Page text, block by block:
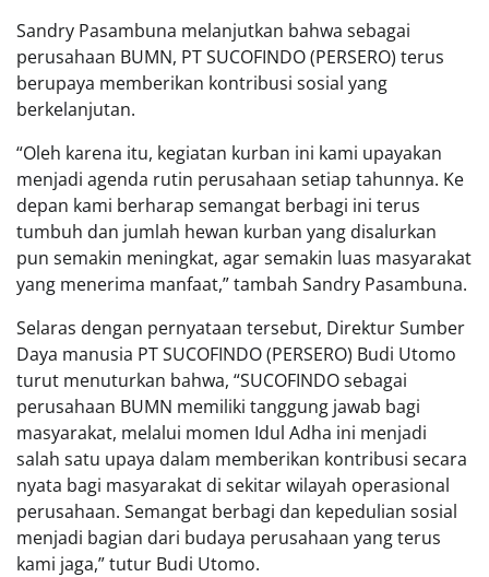
Sandry Pasambuna melanjutkan bahwa sebagai
perusahaan BUMN, PT SUCOFINDO (PERSERO) terus
berupaya memberikan kontribusi sosial yang
berkelanjutan.
“Oleh karena itu, kegiatan kurban ini kami upayakan
menjadi agenda rutin perusahaan setiap tahunnya. Ke
depan kami berharap semangat berbagi ini terus
tumbuh dan jumlah hewan kurban yang disalurkan
pun semakin meningkat, agar semakin luas masyarakat
yang menerima manfaat,” tambah Sandry Pasambuna.
Selaras dengan pernyataan tersebut, Direktur Sumber
Daya manusia PT SUCOFINDO (PERSERO) Budi Utomo
turut menuturkan bahwa, “SUCOFINDO sebagai
perusahaan BUMN memiliki tanggung jawab bagi
masyarakat, melalui momen Idul Adha ini menjadi
salah satu upaya dalam memberikan kontribusi secara
nyata bagi masyarakat di sekitar wilayah operasional
perusahaan. Semangat berbagi dan kepedulian sosial
menjadi bagian dari budaya perusahaan yang terus
kami jaga,” tutur Budi Utomo.